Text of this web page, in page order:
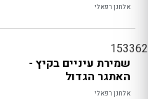
אלחנן רפאלי
153362
שמירת עיניים בקיץ -
האתגר הגדול
אלחנן רפאלי